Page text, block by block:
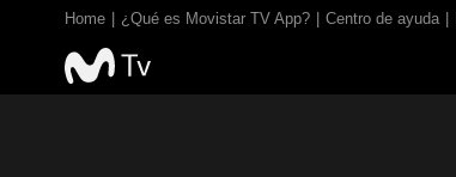
Home ¿Qué es Movistar TV App? Centro de ayuda